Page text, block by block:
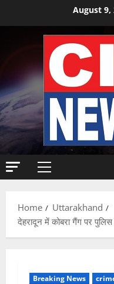
August 9,
Primary
Home
Uttarakhand
देहरादून में कोबरा गैंग पर
Breaking News